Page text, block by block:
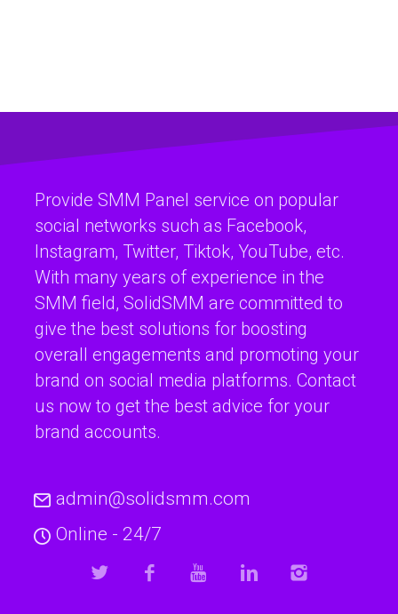
Provide SMM Panel service on popular
social networks such as Facebook,
Instagram, Twitter, Tiktok, YouTube, etc.
With many years of experience in the
SMM field, SolidSMM are committed to
give the best solutions for boosting
overall engagements and promoting your
brand on social media platforms. Contact
us now to get the best advice for your
brand accounts.
admin@solidsmm.com
Online - 24/7